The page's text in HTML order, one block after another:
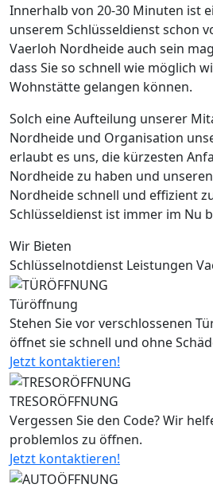
Innerhalb von 20-30 Minuten ist
unserem Schlüsseldienst schon
Vaerloh Nordheide auch sein
dass Sie so schnell wie möglich
Wohnstätte gelangen können.
Solch eine Aufteilung unserer
Nordheide und Organisation
erlaubt es uns, die kürzesten
Nordheide zu haben und
Nordheide schnell und effizient
Schlüsseldienst ist immer im Nu
Wir Bieten
Schlüsselnotdienst Leistungen
Türöffnung
Stehen Sie vor verschlossenen
öffnet sie schnell und ohne
Jetzt kontaktieren!
TRESORÖFFNUNG
Vergessen Sie den Code? Wir
problemlos zu öffnen.
Jetzt kontaktieren!